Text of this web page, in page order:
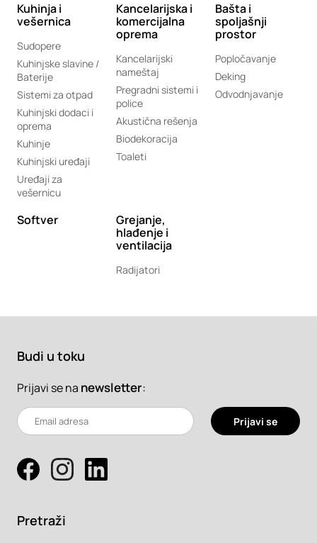
Kuhinja i
vešernica
Sudopere
Kuhinjske slavine /
Baterije
Sistemi za otpad
Kuhinjski dodaci i
oprema
Kuhinje
Kuhinjski uređaji
Uređaji za
vešernicu
Kancelarijska i
komercijalna
oprema
Kancelarijski
nameštaj
Pregradni sistemi i
police
Akustična rešenja
Biodekoracija
Toaleti
Bašta i
spoljašnji
prostor
Popločavanje
Deking
Odvodnjavanje
Softver
Grejanje,
hlađenje i
ventilacija
Radijatori
Budi u toku
Prijavi se na newsletter:
Prijavi se
Pretraži